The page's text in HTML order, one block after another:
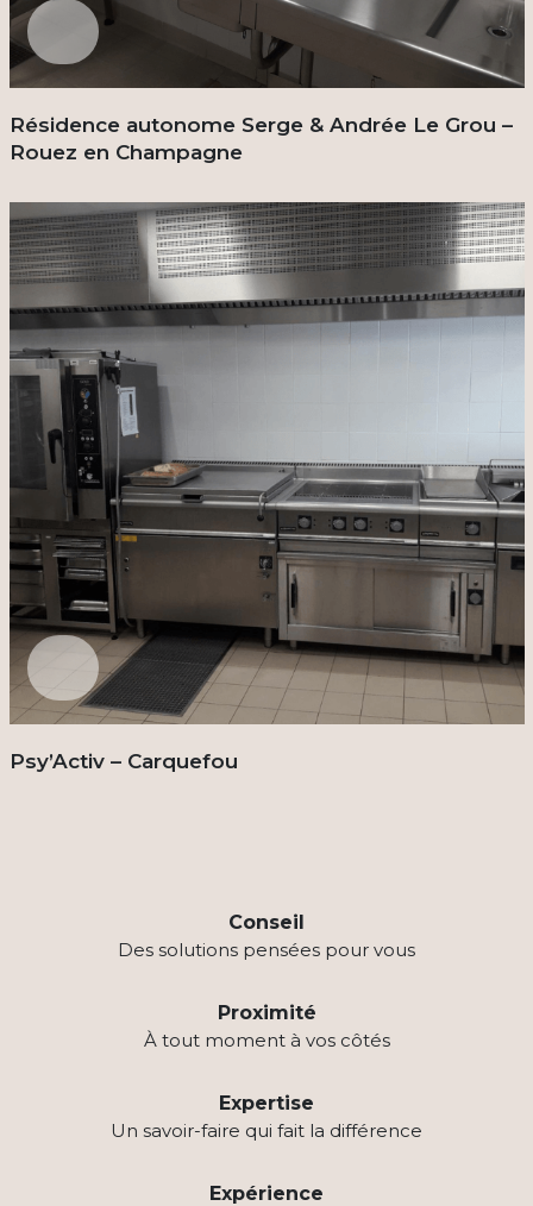
Résidence autonome Serge & Andrée Le Grou –
Rouez en Champagne
Psy’Activ – Carquefou
Conseil
Des solutions pensées pour vous
Proximité
À tout moment à vos côtés
Expertise
Un savoir-faire qui fait la différence
Expérience